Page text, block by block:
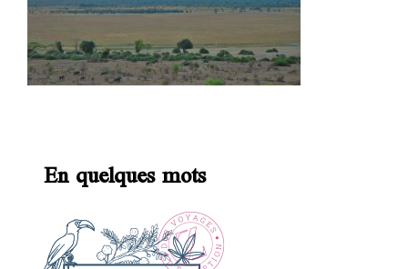
En quelques mots